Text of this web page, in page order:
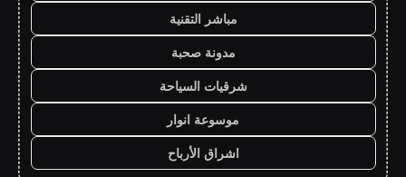
مباشر التقنية
مدونة صحبة
شرقيات السياحة
موسوعة انوار
اشراق الأرباح